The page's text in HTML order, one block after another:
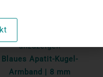
Bitte melden Sie sich
anzuzeigen
Blaues Apatit-Kugel-
Armband | 8 mm